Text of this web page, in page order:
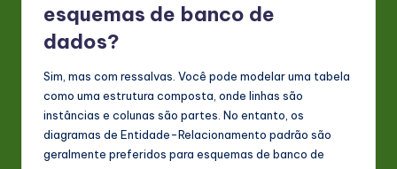
esquemas de banco de
dados?
Sim, mas com ressalvas. Você pode modelar uma tabela
como uma estrutura composta, onde linhas são
instâncias e colunas são partes. No entanto, os
diagramas de Entidade-Relacionamento padrão são
geralmente preferidos para esquemas de banco de